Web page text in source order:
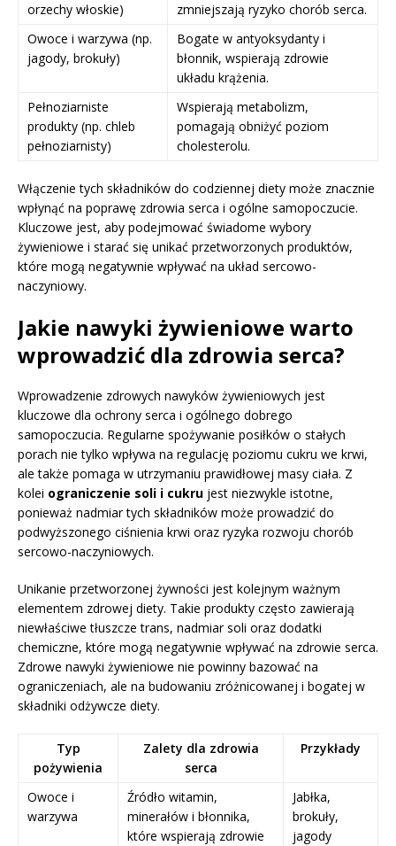
orzechy włoskie)
zmniejszają ryzyko chorób serca.
Owoce i warzywa (np.
jagody, brokuły)
Bogate w antyoksydanty i
błonnik, wspierają zdrowie
układu krążenia.
Pełnoziarniste
produkty (np. chleb
pełnoziarnisty)
Wspierają metabolizm,
pomagają obniżyć poziom
cholesterolu.
Włączenie tych składników do codziennej diety może znacznie
wpłynąć na poprawę zdrowia serca i ogólne samopoczucie.
Kluczowe jest, aby podejmować świadome wybory
żywieniowe i starać się unikać przetworzonych produktów,
które mogą negatywnie wpływać na układ sercowo-
naczyniowy.
Jakie nawyki żywieniowe warto
wprowadzić dla zdrowia serca?
Wprowadzenie zdrowych nawyków żywieniowych jest
kluczowe dla ochrony serca i ogólnego dobrego
samopoczucia. Regularne spożywanie posiłków o stałych
porach nie tylko wpływa na regulację poziomu cukru we krwi,
ale także pomaga w utrzymaniu prawidłowej masy ciała. Z
kolei ograniczenie soli i cukru jest niezwykle istotne,
ponieważ nadmiar tych składników może prowadzić do
podwyższonego ciśnienia krwi oraz ryzyka rozwoju chorób
sercowo-naczyniowych.
Unikanie przetworzonej żywności jest kolejnym ważnym
elementem zdrowej diety. Takie produkty często zawierają
niewłaściwe tłuszcze trans, nadmiar soli oraz dodatki
chemiczne, które mogą negatywnie wpływać na zdrowie serca.
Zdrowe nawyki żywieniowe nie powinny bazować na
ograniczeniach, ale na budowaniu zróżnicowanej i bogatej w
składniki odżywcze diety.
Typ
pożywienia
Zalety dla zdrowia
serca
Przykłady
Owoce i
warzywa
Źródło witamin,
minerałów i błonnika,
które wspierają zdrowie
Jabłka,
brokuły,
jagody